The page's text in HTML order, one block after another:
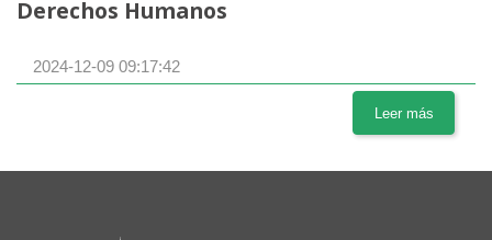
Derechos Humanos
2024-12-09 09:17:42
Leer más